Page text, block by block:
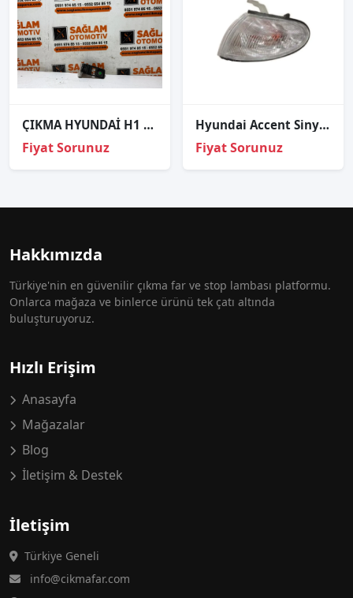
ÇIKMA HYUNDAİ H1 FAR AYAR DÜĞMESİ OEM 93301-4A400LK
Fiyat Sorunuz
Hyundai Accent Sinyal Sol 1995-1997
Fiyat Sorunuz
Hakkımızda
Türkiye'nin en güvenilir çıkma far ve stop lambası platformu.
Onlarca mağaza ve binlerce ürünü tek çatı altında
buluşturuyoruz.
Hızlı Erişim
Anasayfa
Mağazalar
Blog
İletişim & Destek
İletişim
Türkiye Geneli
info@cikmafar.com